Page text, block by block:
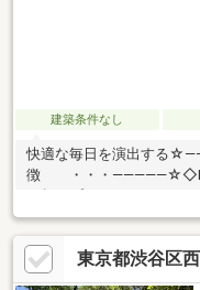
建築条件なし
快適な毎日を演出する
徴 ・・・―――――☆◇LDK
ルーフバルコニーを設置
計できます！◇小田急線
心への軽快なアクセスが
◇まずは、現地をご案内
東京都渋谷区